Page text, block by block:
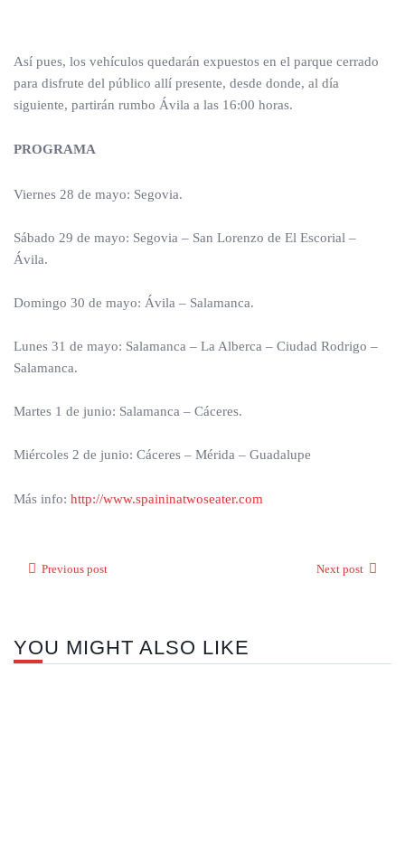
Así pues, los vehículos quedarán expuestos en el parque cerrado
para disfrute del público allí presente, desde donde, al día
siguiente, partirán rumbo Ávila a las 16:00 horas.
PROGRAMA
Viernes 28 de mayo: Segovia.
Sábado 29 de mayo: Segovia – San Lorenzo de El Escorial –
Ávila.
Domingo 30 de mayo: Ávila – Salamanca.
Lunes 31 de mayo: Salamanca – La Alberca – Ciudad Rodrigo –
Salamanca.
Martes 1 de junio: Salamanca – Cáceres.
Miércoles 2 de junio: Cáceres – Mérida – Guadalupe
Más info: http://www.spaininatwoseater.com
Previous post Next post
YOU MIGHT ALSO LIKE